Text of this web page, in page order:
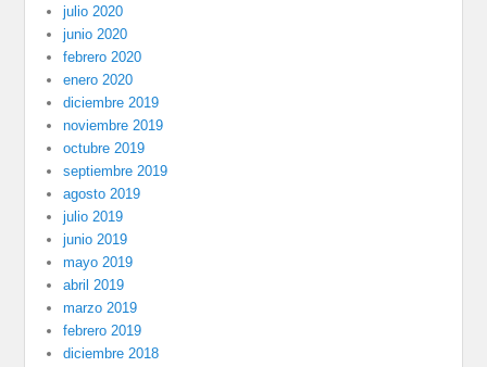
julio 2020
junio 2020
febrero 2020
enero 2020
diciembre 2019
noviembre 2019
octubre 2019
septiembre 2019
agosto 2019
julio 2019
junio 2019
mayo 2019
abril 2019
marzo 2019
febrero 2019
diciembre 2018